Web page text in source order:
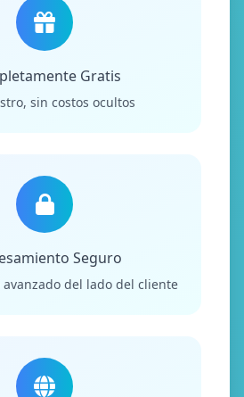
Gratis
sin costos ocultos
Seguro
avanzado del lado del cliente